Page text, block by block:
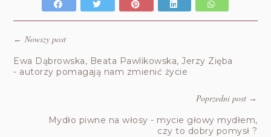
←Nowszy post
Ewa Dąbrowska, Beata Pawlikowska, Jerzy Zięba
- autorzy pomagają nam zmienić życie
Poprzedni post→
Mydło piwne na włosy - mycie głowy mydłem,
czy to dobry pomysł ?